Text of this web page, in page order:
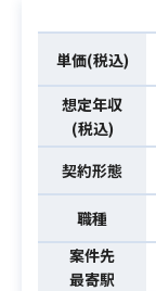
単価(税込)
想定年収
(税込)
契約形態
職種
案件先
最寄駅